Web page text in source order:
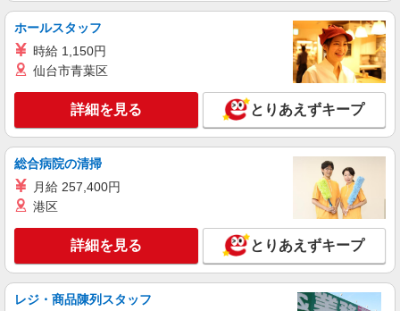
キープ 詳細を見る
派遣社員
株式会社テクノ・サービス/お仕事No/0838166
目視検査・梱包など
時給1300円交通費全額支給
兵庫県加東市 ＊車・バイク通勤OK
キープ 詳細を見る
株式会社テクノ・サービス/お仕事No/0889383
塗料の出荷業務
時給1300円交通費全額支給
兵庫県加東市 ＊車・バイク通勤OK
ホールスタッフ
時給 1,150円
仙台市青葉区
詳細を見る とりあえずキープ
総合病院の清掃
月給 257,400円
港区
詳細を見る とりあえずキープ
レジ・商品陳列スタッフ